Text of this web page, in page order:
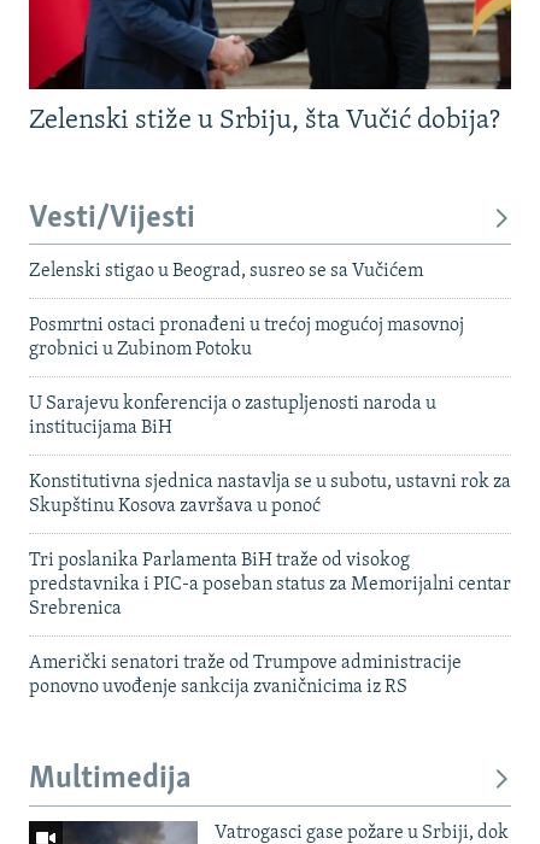
Zelenski stiže u Srbiju, šta Vučić dobija?
Vesti/Vijesti
Zelenski stigao u Beograd, susreo se sa Vučićem
Posmrtni ostaci pronađeni u trećoj mogućoj masovnoj
grobnici u Zubinom Potoku
U Sarajevu konferencija o zastupljenosti naroda u
institucijama BiH
Konstitutivna sjednica nastavlja se u subotu, ustavni rok za
Skupštinu Kosova završava u ponoć
Tri poslanika Parlamenta BiH traže od visokog
predstavnika i PIC-a poseban status za Memorijalni centar
Srebrenica
Američki senatori traže od Trumpove administracije
ponovno uvođenje sankcija zvaničnicima iz RS
Multimedija
Vatrogasci gase požare u Srbiji, dok